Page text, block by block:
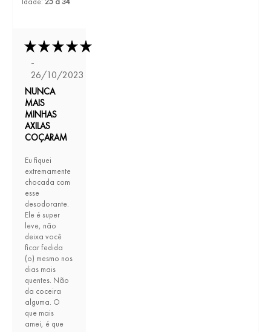
-
26/10/2023
NUNCA
MAIS
MINHAS
AXILAS
COÇARAM
Eu fiquei
extremamente
chocada com
esse
desodorante.
Ele é super
leve, não
deixa você
ficar fedida
(o) mesmo nos
dias mais
quentes. Não
da coceira
alguma. O
que mais
amei, é que